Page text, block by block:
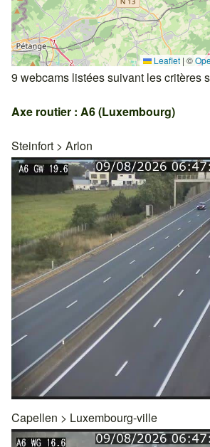
Leaflet | ©
9 webcams listées suivant les critères
Axe routier : A6 (Luxembourg)
Steinfort > Arlon
Capellen > Luxembourg-ville